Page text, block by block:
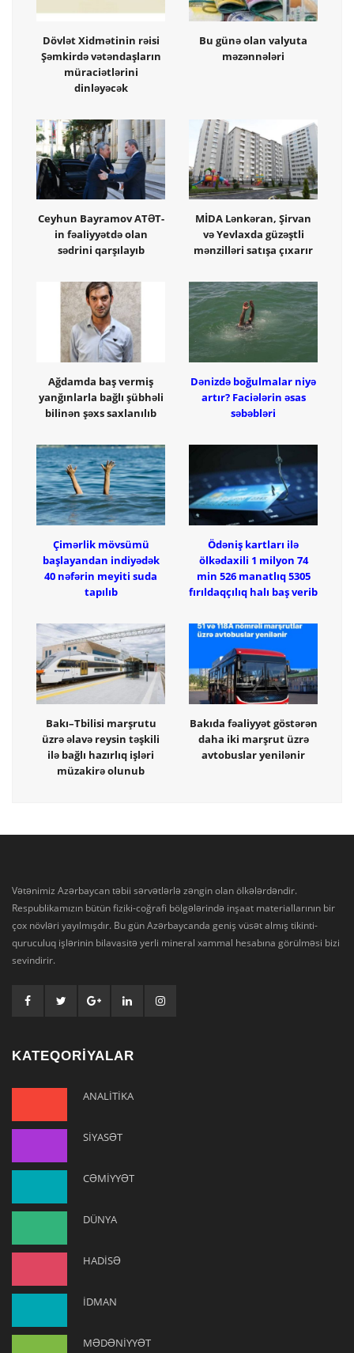
Dövlət Xidmətinin rəisi
Şəmkirdə vətəndaşların
müraciətlərini
dinləyəcək
Bu günə olan valyuta
məzənnələri
Ceyhun Bayramov ATƏT-
in fəaliyyətdə olan
sədrini qarşılayıb
MİDA Lənkəran, Şirvan
və Yevlaxda güzəştli
mənzilləri satışa çıxarır
Ağdamda baş vermiş
yanğınlarla bağlı şübhəli
bilinən şəxs saxlanılıb
Dənizdə boğulmalar niyə
artır? Faciələrin əsas
səbəbləri
Çimərlik mövsümü
başlayandan indiyədək
40 nəfərin meyiti suda
tapılıb
Ödəniş kartları ilə
ölkədaxili 1 milyon 74
min 526 manatlıq 5305
fırıldaqçılıq halı baş verib
Bakı–Tbilisi marşrutu
üzrə əlavə reysin təşkili
ilə bağlı hazırlıq işləri
müzakirə olunub
Bakıda fəaliyyət göstərən
daha iki marşrut üzrə
avtobuslar yenilənir
Vətənimiz Azərbaycan təbii sərvətlərlə zəngin olan ölkələrdəndir.
Respublikamızın bütün fiziki-coğrafi bölgələrində inşaat materiallarının bir
çox növləri yayılmışdır. Bu gün Azərbaycanda geniş vüsət almış tikinti-
quruculuq işlərinin bilavasitə yerli mineral xammal hesabına görülməsi bizi
sevindirir.
KATEQORİYALAR
ANALİTİKA
SİYASƏT
CƏMİYYƏT
DÜNYA
HADİSƏ
İDMAN
MƏDƏNİYYƏT